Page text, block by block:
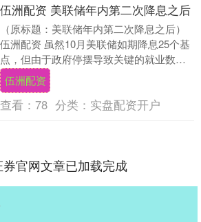
伍洲配资 美联储年内第二次降息之后
（原标题：美联储年内第二次降息之后）
伍洲配资 虽然10月美联储如期降息25个基
点，但由于政府停摆导致关键的就业数据
缺失，美联储内部分歧加大，12月是否降
息变得更....
伍洲配资
查看： 78 分类： 实盘配资开户
官网文章已加载完成